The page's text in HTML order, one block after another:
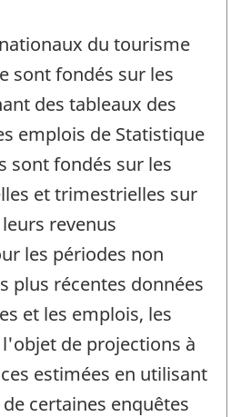
du tourisme
sont fondés sur les
des tableaux des
emplois de Statistique
sont fondés sur les
et trimestrielles sur
revenus
les périodes non
plus récentes données
et les emplois, les
de projections à
estimées en utilisant
certaines enquêtes